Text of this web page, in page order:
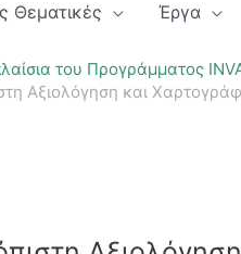
Θεματικές Έργα
του Προγράμματος
Αξιολόγηση και